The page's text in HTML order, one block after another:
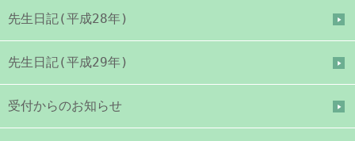
先生日記(平成28年)
先生日記(平成29年)
受付からのお知らせ